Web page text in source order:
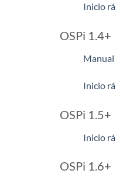
Inicio
OSPi 1.4+
Manual
Inicio
OSPi 1.5+
Inicio
OSPi 1.6+